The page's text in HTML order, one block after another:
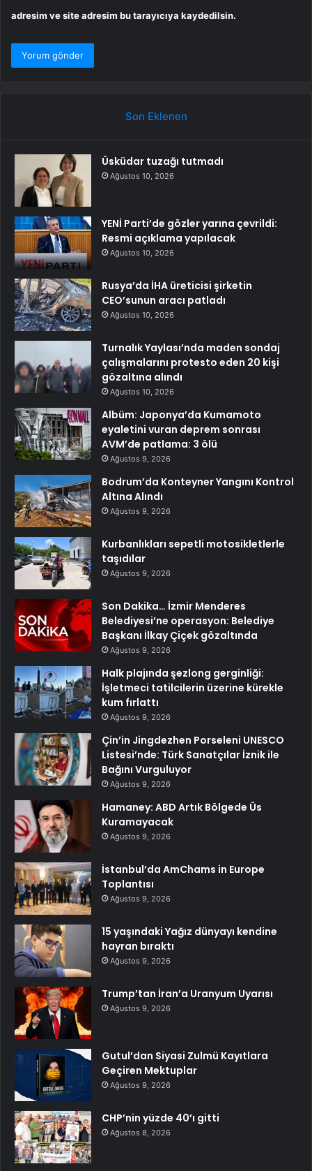
adresim ve site adresim bu tarayıcıya kaydedilsin.
Son Eklenen
Üsküdar tuzağı tutmadı
Ağustos 10, 2026
YENİ Parti’de gözler yarına çevrildi:
Resmi açıklama yapılacak
Ağustos 10, 2026
Rusya’da İHA üreticisi şirketin
CEO’sunun aracı patladı
Ağustos 10, 2026
Turnalık Yaylası’nda maden sondaj
çalışmalarını protesto eden 20 kişi
gözaltına alındı
Ağustos 10, 2026
Albüm: Japonya’da Kumamoto
eyaletini vuran deprem sonrası
AVM’de patlama: 3 ölü
Ağustos 9, 2026
Bodrum’da Konteyner Yangını Kontrol
Altına Alındı
Ağustos 9, 2026
Kurbanlıkları sepetli motosikletlerle
taşıdılar
Ağustos 9, 2026
Son Dakika… İzmir Menderes
Belediyesi’ne operasyon: Belediye
Başkanı İlkay Çiçek gözaltında
Ağustos 9, 2026
Halk plajında şezlong gerginliği:
İşletmeci tatilcilerin üzerine kürekle
kum fırlattı
Ağustos 9, 2026
Çin’in Jingdezhen Porseleni UNESCO
Listesi’nde: Türk Sanatçılar İznik ile
Bağını Vurguluyor
Ağustos 9, 2026
Hamaney: ABD Artık Bölgede Üs
Kuramayacak
Ağustos 9, 2026
İstanbul’da AmChams in Europe
Toplantısı
Ağustos 9, 2026
15 yaşındaki Yağız dünyayı kendine
hayran bıraktı
Ağustos 9, 2026
Trump’tan İran’a Uranyum Uyarısı
Ağustos 9, 2026
Gutul’dan Siyasi Zulmü Kayıtlara
Geçiren Mektuplar
Ağustos 9, 2026
CHP’nin yüzde 40’ı gitti
Ağustos 8, 2026